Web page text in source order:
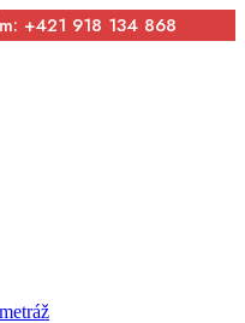
+421 918 134 868